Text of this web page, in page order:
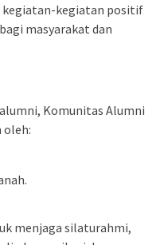
kegiatan-kegiatan positif
masyarakat dan
Komunitas Alumni
oleh:
menjaga silaturahmi,